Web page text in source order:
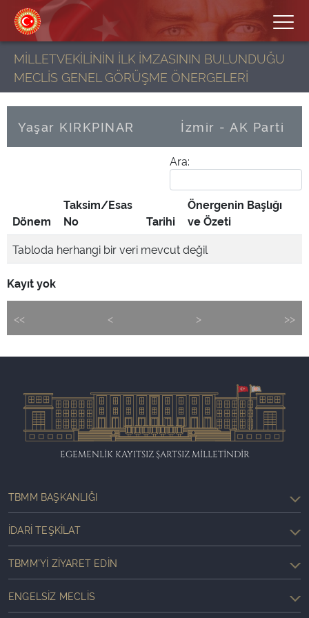
MİLLETVEKİLİNİN İLK İMZASININ BULUNDUĞU
MECLİS GENEL GÖRÜŞME ÖNERGELERİ
Yaşar KIRKPINAR İzmir - AK Parti
Ara:
Dönem
Taksim/Esas
No
Tarihi
Önergenin Başlığı
ve Özeti
Tabloda herhangi bir veri mevcut değil
Kayıt yok
<< < > >>
EGEMENLİK KAYITSIZ ŞARTSIZ MİLLETİNDİR
TBMM BAŞKANLIĞI
İDARI TEŞKILAT
TBMM'YI ZIYARET EDIN
ENGELSIZ MECLIS